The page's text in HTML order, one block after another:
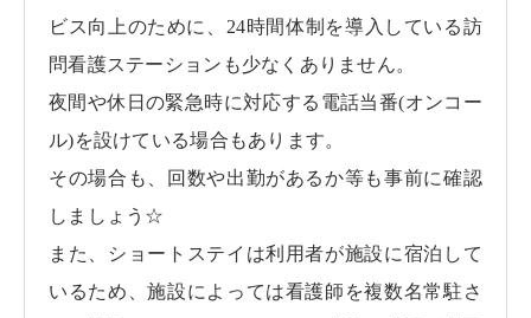
ビス向上のために、24時間体制を導入している訪
問看護ステーションも少なくありません。
夜間や休日の緊急時に対応する電話当番(オンコー
ル)を設けている場合もあります。
その場合も、回数や出勤があるか等も事前に確認
しましょう☆
また、ショートステイは利用者が施設に宿泊して
いるため、施設によっては看護師を複数名常駐さ